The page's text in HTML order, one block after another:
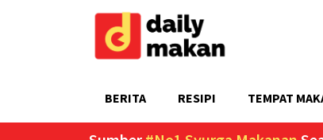
BERITA RESIPI TEMPAT